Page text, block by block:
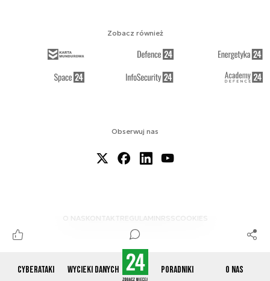
Cyberataki Wycieki danych Poradniki O nas
Obserwuj nas
O NAS KONTAKTREGULAMINRSS COOKIES
Zobacz również
© 2012-2026 CYBERDEFENCE24